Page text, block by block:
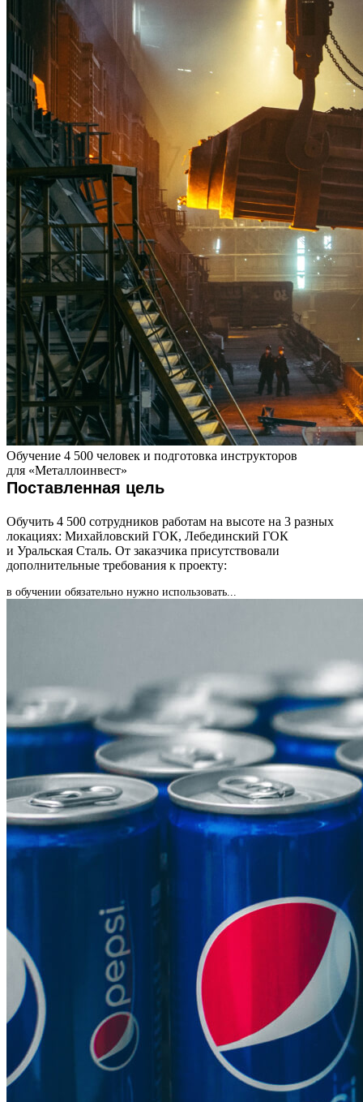
Обучение 4 500 человек и подготовка инструкторов
для «Металлоинвест»
Поставленная цель
Обучить 4 500 сотрудников работам на высоте на 3 разных
локациях: Михайловский ГОК, Лебединский ГОК
и Уральская Сталь. От заказчика присутствовали
дополнительные требования к проекту:
в обучении обязательно нужно использовать...